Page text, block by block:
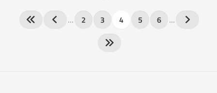
… 2 3 4 5 6 …